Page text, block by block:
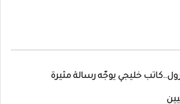
خليجي يوجّه رسالة مثيرة